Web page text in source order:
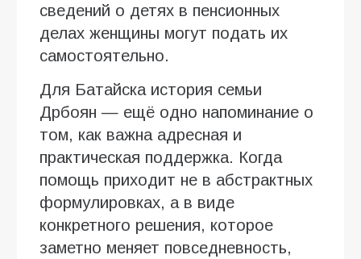
сведений о детях в пенсионных
делах женщины могут подать их
самостоятельно.
Для Батайска история семьи
Дрбоян — ещё одно напоминание о
том, как важна адресная и
практическая поддержка. Когда
помощь приходит не в абстрактных
формулировках, а в виде
конкретного решения, которое
заметно меняет повседневность,